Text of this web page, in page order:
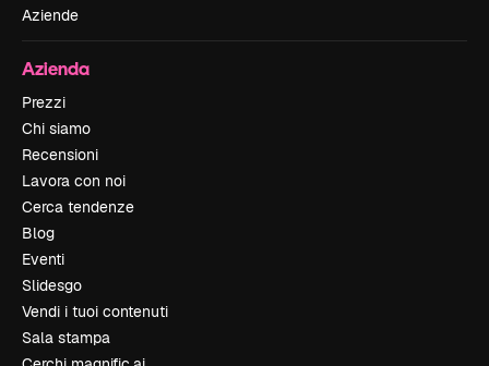
Aziende
Azienda
Prezzi
Chi siamo
Recensioni
Lavora con noi
Cerca tendenze
Blog
Eventi
Slidesgo
Vendi i tuoi contenuti
Sala stampa